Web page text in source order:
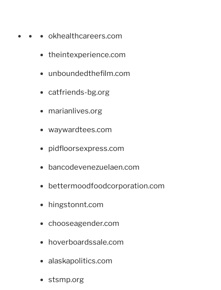
okhealthcareers.com
theintexperience.com
unboundedthefilm.com
catfriends-bg.org
marianlives.org
waywardtees.com
pidfloorsexpress.com
bancodevenezuelaen.com
bettermoodfoodcorporation.com
hingstonnt.com
chooseagender.com
hoverboardssale.com
alaskapolitics.com
stsmp.org